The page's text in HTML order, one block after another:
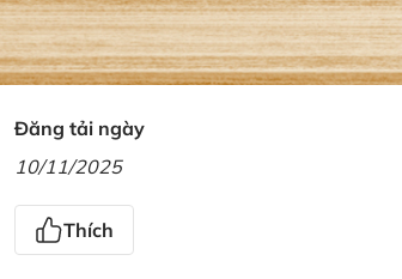
Đăng tải ngày
10/11/2025
Thích